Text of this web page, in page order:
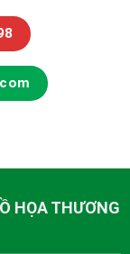
HỌA THƯƠNG